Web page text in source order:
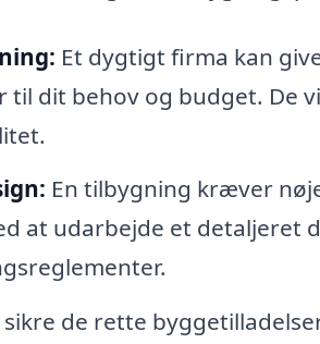
Et dygtigt firma kan
til dit behov og budget. De
En tilbygning kræver
at udarbejde et detaljeret
sikre de rette